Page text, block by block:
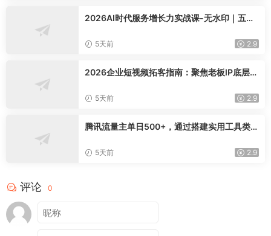
2026AI时代服务增长力实战课-无水印｜五力
卷实现长效业绩增长
5天前 2.9
2026企业短视频拓客指南：聚焦老板IP底层逻
交完整获客链路
5天前 2.9
腾讯流量主单日500+，通过搭建实用工具类小
5天前 2.9
评论 0